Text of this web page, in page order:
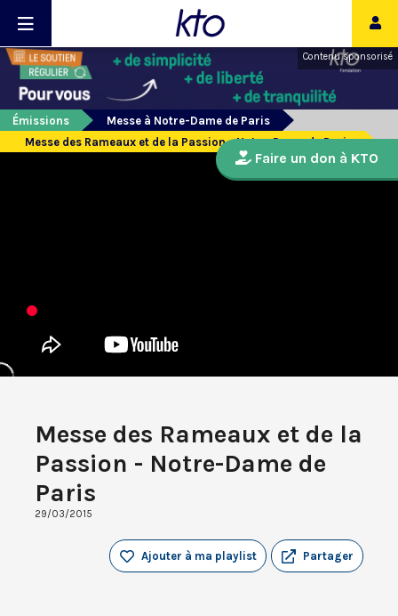
Contenu sponsorisé
Émissions
Messe à Notre-Dame de Paris
Messe des Rameaux et de la Passion - Notre-Dame de Paris
Messe des Rameaux et de la
Passion - Notre-Dame de
Paris
29/03/2015
Partager
Ajouter à ma playlist
Faire un don à KTO